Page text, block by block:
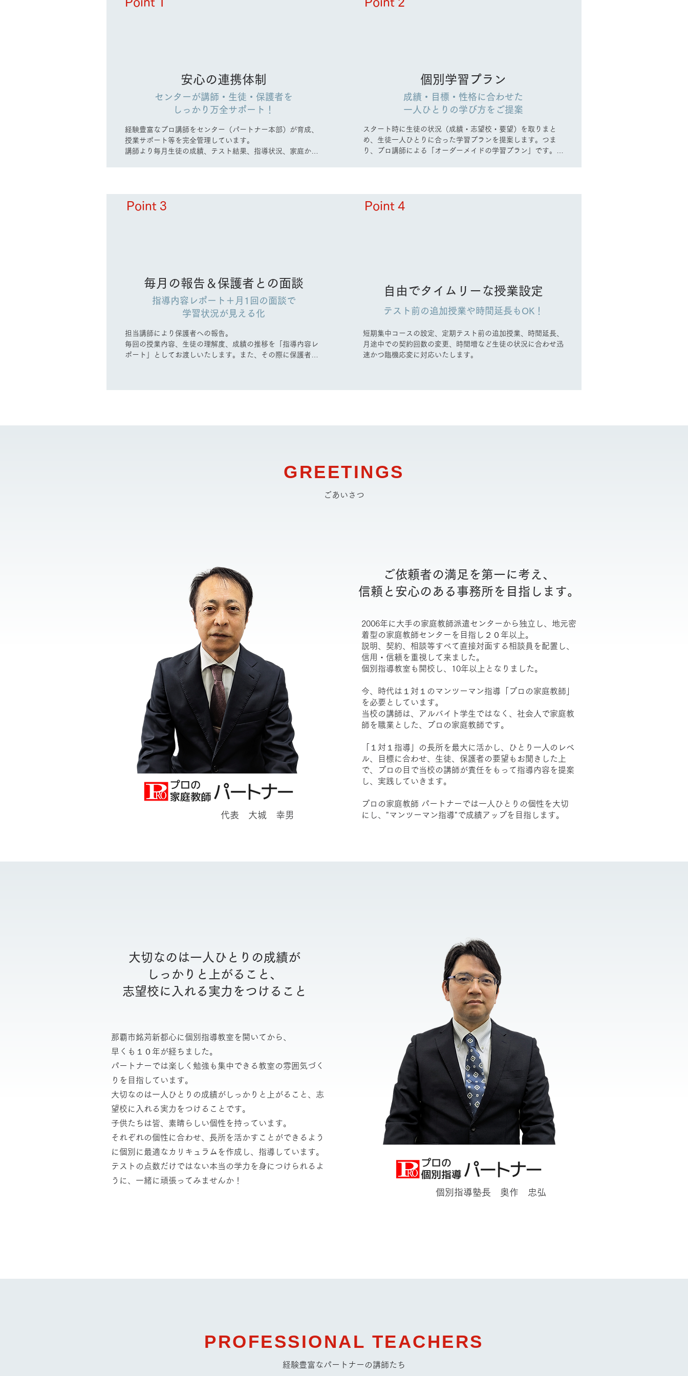
安心の連携体制
センターが講師・生徒・保護者を
しっかり万全サポート！
経験豊富なプロ講師をセンター（パートナー本部）が育成、
授業サポート等を完全管理しています。
講師より毎月生徒の成績、テスト結果、指導状況、家庭から
個別学習プラン
成績・目標・性格に合わせた
一人ひとりの学び方をご提案
スタート時に生徒の状況（成績・志望校・要望）を取りまと
め、生徒一人ひとりに合った学習プランを提案します。つま
り、プロ講師による「オーダーメイドの学習プラン」です。ま
Point 3
毎月の報告＆保護者との面談
指導内容レポート＋月1回の面談で
学習状況が見える化
担当講師により保護者への報告。
毎回の授業内容、生徒の理解度、成績の推移を「指導内容レ
ポート」としてお渡しいたします。また、その際に保護者か
Point 4
自由でタイムリーな授業設定
テスト前の追加授業や時間延長もOK！
短期集中コースの設定、定期テスト前の追加授業、時間延長、
月途中での契約回数の変更、時間増など生徒の状況に合わせ迅
速かつ臨機応変に対応いたします。
GREETINGS
ごあいさつ
代表 大城 幸男
ご依頼者の満足を第一に考え、
信頼と安心のある事務所を目指します。
2006年に大手の家庭教師派遣センターから独立し、地元密
着型の家庭教師センターを目指し２０年以上。
説明、契約、相談等すべて直接対面する相談員を配置し、
信用・信頼を重視して来ました。
個別指導教室も開校し、10年以上となりました。
今、時代は１対１のマンツーマン指導「プロの家庭教師」
を必要としています。
当校の講師は、アルバイト学生ではなく、社会人で家庭教
師を職業とした、プロの家庭教師です。
「１対１指導」の長所を最大に活かし、ひとり一人のレベ
ル、目標に合わせ、生徒、保護者の要望もお聞きした上
で、プロの目で当校の講師が責任をもって指導内容を提案
し、実践していきます。
プロの家庭教師 パートナーでは一人ひとりの個性を大切
にし、"マンツーマン指導"で成績アップを目指します。
大切なのは一人ひとりの成績が
しっかりと上がること、
志望校に入れる実力をつけること
那覇市銘苅新都心に個別指導教室を開いてから、
早くも１０年が経ちました。
パートナーでは楽しく勉強も集中できる教室の雰囲気づく
りを目指しています。
大切なのは一人ひとりの成績がしっかりと上がること、志
望校に入れる実力をつけることです。
子供たちは皆、素晴らしい個性を持っています。
それぞれの個性に合わせ、長所を活かすことができるよう
に個別に最適なカリキュラムを作成し、指導しています。
テストの点数だけではない本当の学力を身につけられるよ
うに、一緒に頑張ってみませんか！
個別指導塾長 奥作 忠弘
PROFESSIONAL TEACHERS
経験豊富なパートナーの講師たち